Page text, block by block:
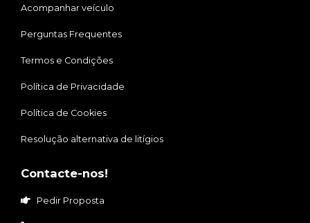
Acompanhar veículo
Perguntas Frequentes
Termos e Condições
Política de Privacidade
Política de Cookies
Resolução alternativa de litígios
Contacte-nos!
Pedir Proposta